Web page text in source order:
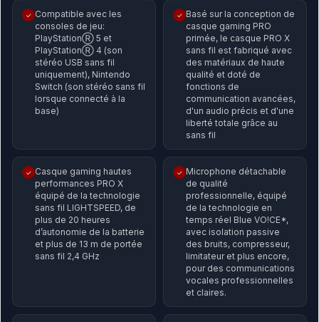
✓ Compatible avec les
consoles de jeu:
PlayStationⓇ 5 et
PlayStationⓇ 4 (son
stéréo USB sans fil
uniquement), Nintendo
Switch (son stéréo sans fil
lorsque connecté à la
base)
✓ Basé sur la conception de
casque gaming PRO
primée, le casque PRO X
sans fil est fabriqué avec
des matériaux de haute
qualité et doté de
fonctions de
communication avancées,
d'un audio précis et d'une
liberté totale grâce au
sans fil
✓ Casque gaming hautes
performances PRO X
équipé de la technologie
sans fil LIGHTSPEED, de
plus de 20 heures
d’autonomie de la batterie
et plus de 13 m de portée
sans fil 2,4 GHz
✓ Microphone détachable
de qualité
professionnelle, équipé
de la technologie en
temps réel Blue VO!CE*,
avec isolation passive
des bruits, compresseur,
limitateur et plus encore,
pour des communications
vocales professionnelles
et claires.